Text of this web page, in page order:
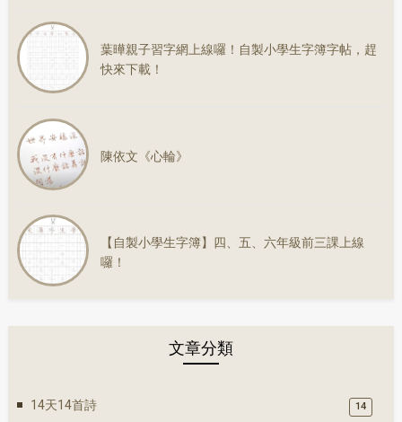
葉曄親子習字網上線囉！自製小學生字簿字帖，趕
快來下載！
陳依文《心輪》
【自製小學生字簿】四、五、六年級前三課上線
囉！
文章分類
14天14首詩 14